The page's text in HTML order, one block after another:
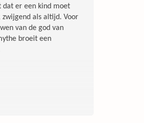
dat er een kind moet
als altijd. Voor
van de god van
broeit een